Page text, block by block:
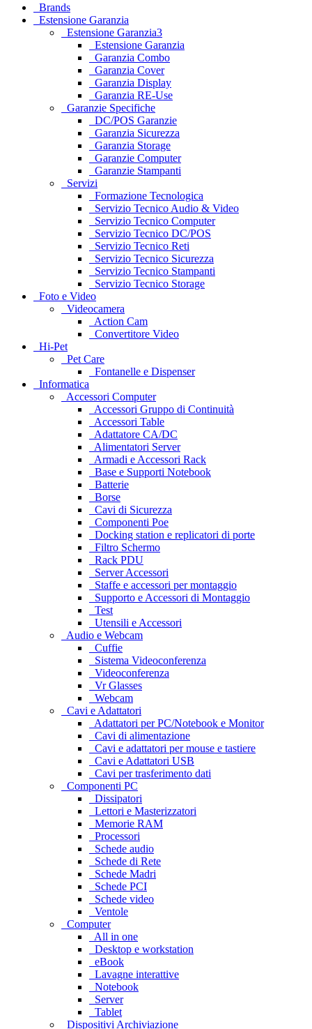
Brands
Estensione Garanzia
Estensione Garanzia3
Estensione Garanzia
Garanzia Combo
Garanzia Cover
Garanzia Display
Garanzia RE-Use
Garanzie Specifiche
DC/POS Garanzie
Garanzia Sicurezza
Garanzia Storage
Garanzie Computer
Garanzie Stampanti
Servizi
Formazione Tecnologica
Servizio Tecnico Audio & Video
Servizio Tecnico Computer
Servizio Tecnico DC/POS
Servizio Tecnico Reti
Servizio Tecnico Sicurezza
Servizio Tecnico Stampanti
Servizio Tecnico Storage
Foto e Video
Videocamera
Action Cam
Convertitore Video
Hi-Pet
Pet Care
Fontanelle e Dispenser
Informatica
Accessori Computer
Accessori Gruppo di Continuità
Accessori Table
Adattatore CA/DC
Alimentatori Server
Armadi e Accessori Rack
Base e Supporti Notebook
Batterie
Borse
Cavi di Sicurezza
Componenti Poe
Docking station e replicatori di porte
Filtro Schermo
Rack PDU
Server Accessori
Staffe e accessori per montaggio
Supporto e Accessori di Montaggio
Test
Utensili e Accessori
Audio e Webcam
Cuffie
Sistema Videoconferenza
Videoconferenza
Vr Glasses
Webcam
Cavi e Adattatori
Adattatori per PC/Notebook e Monitor
Cavi di alimentazione
Cavi e adattatori per mouse e tastiere
Cavi e Adattatori USB
Cavi per trasferimento dati
Componenti PC
Dissipatori
Lettori e Masterizzatori
Memorie RAM
Processori
Schede audio
Schede di Rete
Schede Madri
Schede PCI
Schede video
Ventole
Computer
All in one
Desktop e workstation
eBook
Lavagne interattive
Notebook
Server
Tablet
Dispositivi Archiviazione